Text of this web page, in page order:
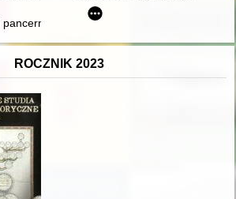
pancernych Edward Manteuffel : Charków
ROCZNIK 2023